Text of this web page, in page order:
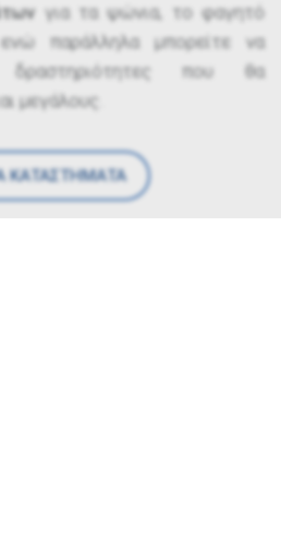
για τα ψώνια, το φαγητό
παράλληλα μπορείτε να
που θα
μεγάλους.
ΚΑΤΑΣΤΗΜΑΤΑ